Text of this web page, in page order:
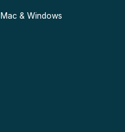
Mac & Windows